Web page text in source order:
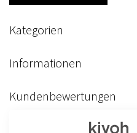
Kategorien
Informationen
Kundenbewertungen